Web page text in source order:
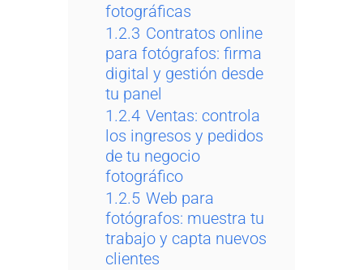
fotográficas
1.2.3 Contratos online
para fotógrafos: firma
digital y gestión desde
tu panel
1.2.4 Ventas: controla
los ingresos y pedidos
de tu negocio
fotográfico
1.2.5 Web para
fotógrafos: muestra tu
trabajo y capta nuevos
clientes